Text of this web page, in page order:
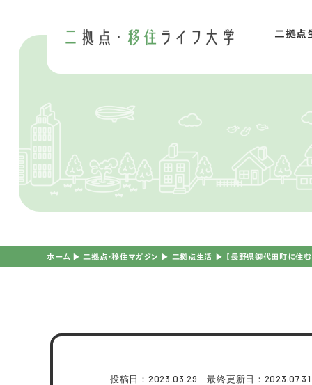
二拠点
二
ホーム ▶︎ 二拠点・移住マガジン ▶︎ 二拠点生活 ▶︎
投稿日：2023.03.29 最終更新日：2023.07.31